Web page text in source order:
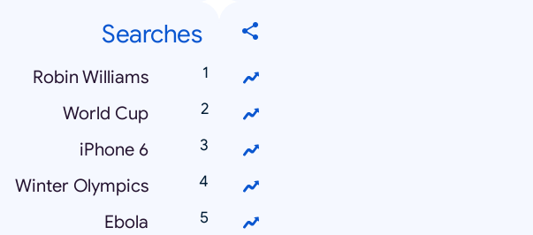
Searches
Robin Williams
World Cup
iPhone 6
Winter Olympics
Ebola